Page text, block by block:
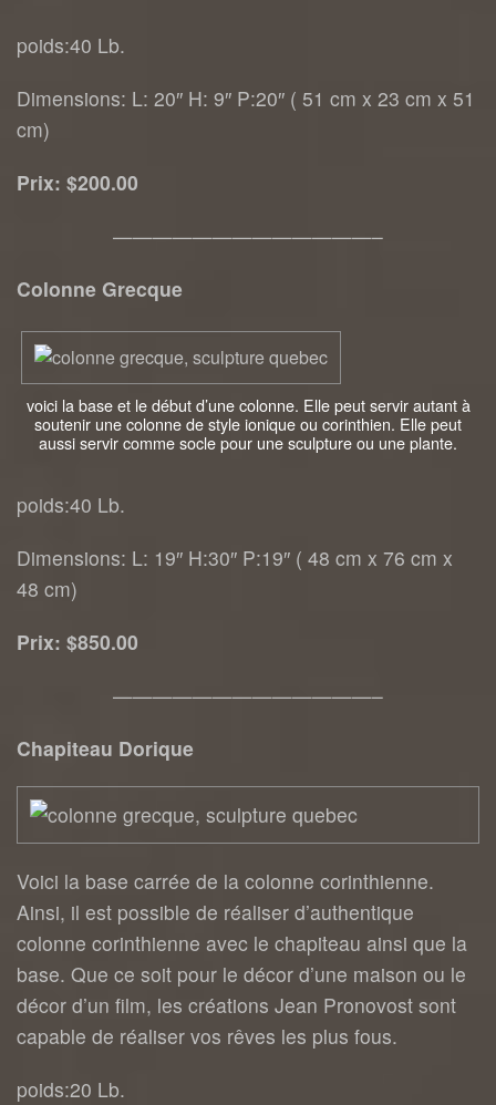
poids:40 Lb.
Dimensions: L: 20″ H: 9″ P:20″ ( 51 cm x 23 cm x 51
cm)
Prix: $200.00
—————————————–
Colonne Grecque
voici la base et le début d’une colonne. Elle peut servir autant à
soutenir une colonne de style ionique ou corinthien. Elle peut
aussi servir comme socle pour une sculpture ou une plante.
poids:40 Lb.
Dimensions: L: 19″ H:30″ P:19″ ( 48 cm x 76 cm x
48 cm)
Prix: $850.00
—————————————–
Chapiteau Dorique
Voici la base carrée de la colonne corinthienne.
Ainsi, il est possible de réaliser d’authentique
colonne corinthienne avec le chapiteau ainsi que la
base. Que ce soit pour le décor d’une maison ou le
décor d’un film, les créations Jean Pronovost sont
capable de réaliser vos rêves les plus fous.
poids:20 Lb.